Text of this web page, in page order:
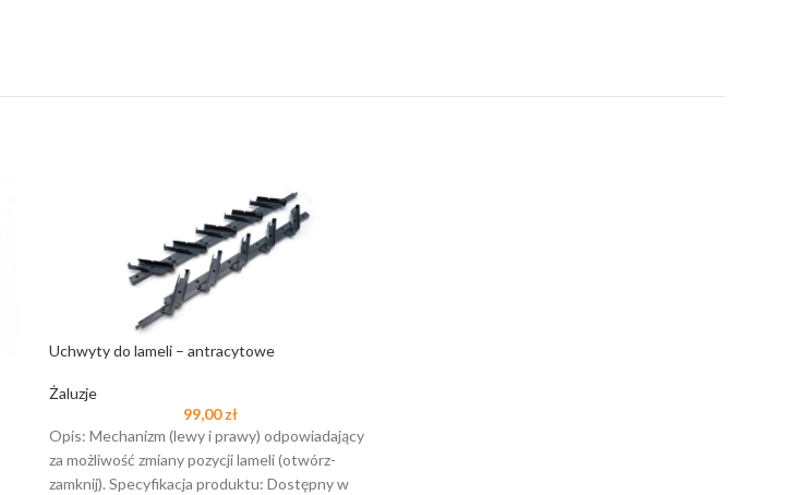
Uchwyty do lameli – antracytowe
Żaluzje
99,00zł
Opis: Mechanizm (lewy i prawy) odpowiadający
za możliwość zmiany pozycji lameli (otwórz-
zamknij). Specyfikacja produktu: Dostępny w